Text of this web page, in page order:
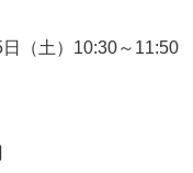
（土）10:30～11:50